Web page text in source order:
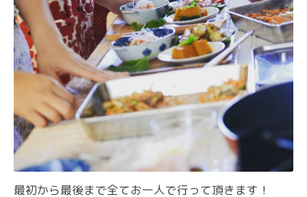
最初から最後まで全てお一人で行って頂きます！